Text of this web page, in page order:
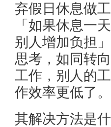
弃假日休息做
「如果休息一
别人增加负担
思考，如同转
工作，别人的
作效率更低了。
其解决方法是